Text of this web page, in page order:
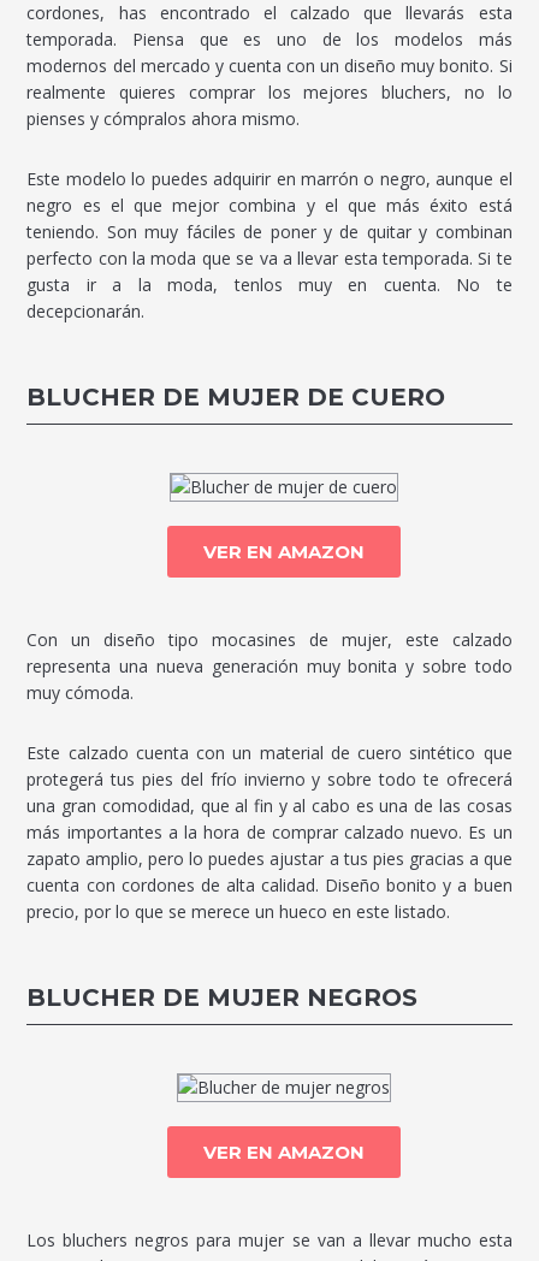
cordones, has encontrado el calzado que llevarás esta
temporada. Piensa que es uno de los modelos más
modernos del mercado y cuenta con un diseño muy bonito. Si
realmente quieres comprar los mejores bluchers, no lo
pienses y cómpralos ahora mismo.
Este modelo lo puedes adquirir en marrón o negro, aunque el
negro es el que mejor combina y el que más éxito está
teniendo. Son muy fáciles de poner y de quitar y combinan
perfecto con la moda que se va a llevar esta temporada. Si te
gusta ir a la moda, tenlos muy en cuenta. No te
decepcionarán.
BLUCHER DE MUJER DE CUERO
VER EN AMAZON
Con un diseño tipo mocasines de mujer, este calzado
representa una nueva generación muy bonita y sobre todo
muy cómoda.
Este calzado cuenta con un material de cuero sintético que
protegerá tus pies del frío invierno y sobre todo te ofrecerá
una gran comodidad, que al fin y al cabo es una de las cosas
más importantes a la hora de comprar calzado nuevo. Es un
zapato amplio, pero lo puedes ajustar a tus pies gracias a que
cuenta con cordones de alta calidad. Diseño bonito y a buen
precio, por lo que se merece un hueco en este listado.
BLUCHER DE MUJER NEGROS
VER EN AMAZON
Los bluchers negros para mujer se van a llevar mucho esta